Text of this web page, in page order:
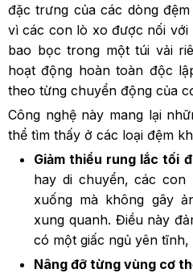
đặc trưng của các dòng
vì các con lò xo được nối
bao bọc trong một túi vải
hoạt động hoàn toàn độc
theo từng chuyển động của
Công nghệ này mang lại
thể tìm thấy ở các loại đệm
Giảm thiểu rung lắc tối
hay di chuyển, các
xuống mà không gây
xung quanh. Điều này
có một giấc ngủ yên
Nâng đỡ từng vùng cơ